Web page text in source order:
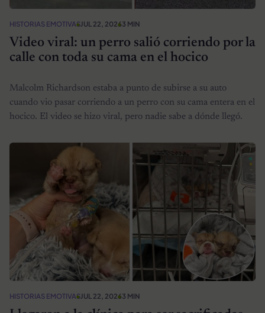
HISTORIAS EMOTIVASJUL 22, 20263 MIN
Video viral: un perro salió corriendo por la
calle con toda su cama en el hocico
Malcolm Richardson estaba a punto de subirse a su auto
cuando vio pasar corriendo a un perro con su cama entera en el
hocico. El video se hizo viral, pero nadie sabe a dónde llegó.
HISTORIAS EMOTIVASJUL 22, 20263 MIN